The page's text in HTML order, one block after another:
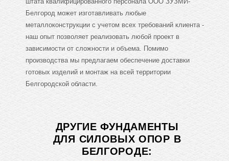
Белгород может изготавливать любые
металлоконструкции с учетом всех требований клиента -
наш опыт позволяет реализовать любой проект в
зависимости от сложности и объема. Помимо
производства мы предлагаем обеспечение доставки
готовых изделий и монтаж на всей территории
Белгородской области.
ДРУГИЕ ФУНДАМЕНТЫ
ДЛЯ СИЛОВЫХ ОПОР В
БЕЛГОРОДЕ: